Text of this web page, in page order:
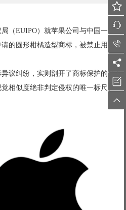
EUIPO）就苹果公司与中国一家键
的圆形柑橘造型商标，被禁止用于
纠纷，实则剖开了商标保护的核心
相似度绝非判定侵权的唯一标尺。





